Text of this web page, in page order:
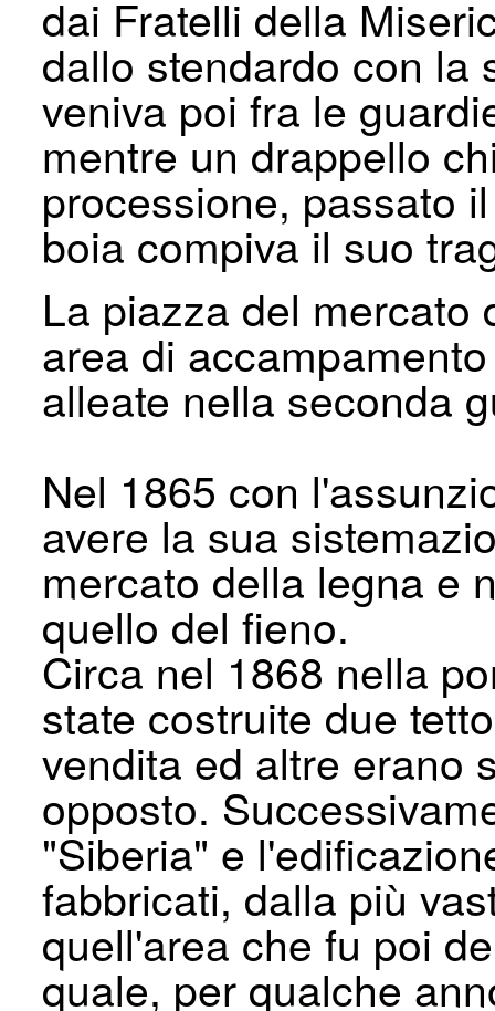
dai Fratelli della
dallo stendardo con la
veniva poi fra le
mentre un drappello
processione, passato
boia compiva il suo
La piazza del
area di
alleate nella seconda
Nel 1865 con
avere la sua
mercato della legna e
quello del fieno.
Circa nel 1868 nella
state costruite due
vendita ed altre erano
opposto.
"Siberia" e
fabbricati, dalla più
quell'area che fu poi
quale, per qualche